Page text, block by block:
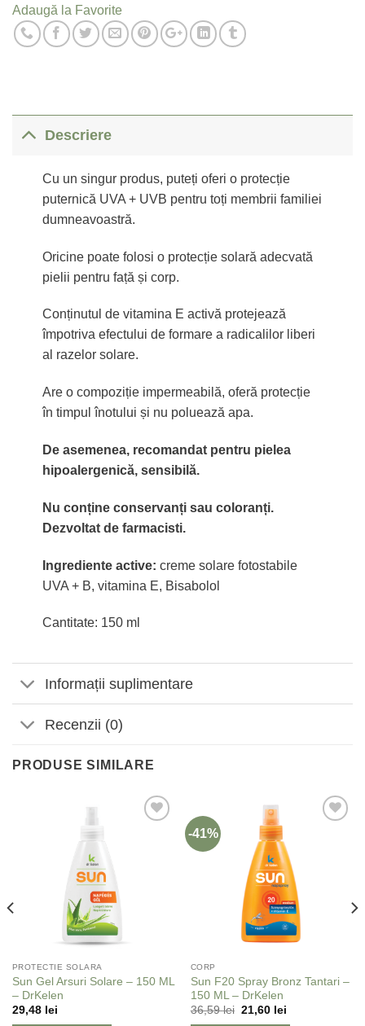
Adaugă la Favorite
Descriere
Cu un singur produs, puteți oferi o protecție
puternică UVA + UVB pentru toți membrii familiei
dumneavoastră.
Oricine poate folosi o protecție solară adecvată
pielii pentru față și corp.
Conținutul de vitamina E activă protejează
împotriva efectului de formare a radicalilor liberi
al razelor solare.
Are o compoziție impermeabilă, oferă protecție
în timpul înotului și nu poluează apa.
De asemenea, recomandat pentru pielea
hipoalergenică, sensibilă.
Nu conține conservanți sau coloranți.
Dezvoltat de farmacisti.
Ingrediente active: creme solare fotostabile
UVA + B, vitamina E, Bisabolol
Cantitate: 150 ml
Informații suplimentare
Recenzii (0)
PRODUSE SIMILARE
PROTECTIE SOLARA
Sun Gel Arsuri Solare – 150 ML
– DrKelen
29,48 lei
-41%
CORP
Sun F20 Spray Bronz Tantari –
150 ML – DrKelen
36,59lei 21,60 lei